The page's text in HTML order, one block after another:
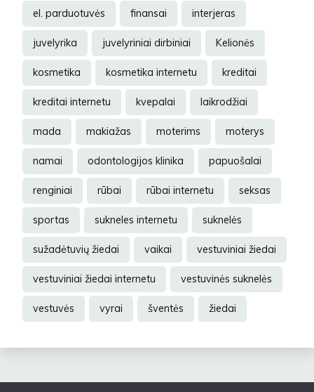
el. parduotuvės finansai interjeras
juvelyrika juvelyriniai dirbiniai Kelionės
kosmetika kosmetika internetu kreditai
kreditai internetu kvepalai laikrodžiai
mada makiažas moterims moterys
namai odontologijos klinika papuošalai
renginiai rūbai rūbai internetu seksas
sportas sukneles internetu suknelės
sužadėtuvių žiedai vaikai vestuviniai žiedai
vestuviniai žiedai internetu vestuvinės suknelės
vestuvės vyrai šventės žiedai